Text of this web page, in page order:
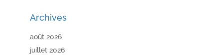
Archives
août 2026
juillet 2026